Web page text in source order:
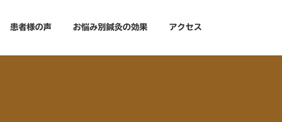
患者様の声 お悩み別鍼灸の効果 アクセス